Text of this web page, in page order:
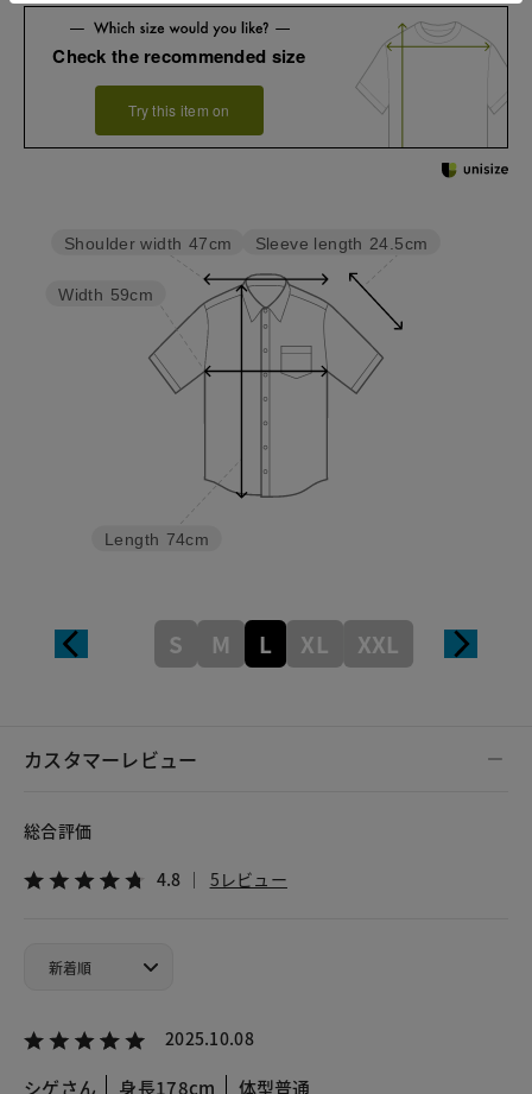
Check the recommended size
Try this item on
Sleeve length 24.5cm
Length 74cm
Width 59cm
Shoulder width 47cm
S M L XL XXL
カスタマーレビュー
総合評価
4.8 5レビュー
2025.10.08
シゲさん 身長178cm 体型普通